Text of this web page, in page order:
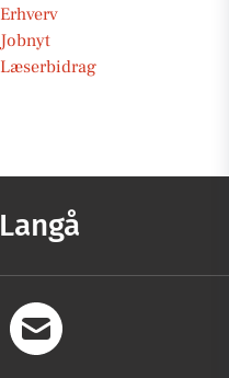
Erhverv
Jobnyt
Læserbidrag
Langå